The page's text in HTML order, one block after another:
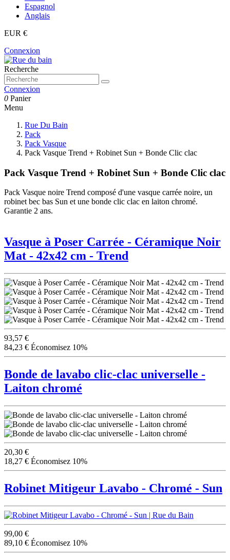
Espagnol
Anglais
EUR €
Connexion
Recherche
Connexion
0 Panier
Menu
Rue Du Bain
Pack
Pack Vasque
Pack Vasque Trend + Robinet Sun + Bonde Clic clac
Pack Vasque Trend + Robinet Sun + Bonde Clic clac
Pack Vasque noire Trend composé d'une vasque carrée noire, un
robinet bec bas Sun et une bonde clic clac en laiton chromé.
Garantie 2 ans.
Vasque à Poser Carrée - Céramique Noir
Mat - 42x42 cm - Trend
93,57 €
84,23 € Économisez 10%
Bonde de lavabo clic-clac universelle -
Laiton chromé
20,30 €
18,27 € Économisez 10%
Robinet Mitigeur Lavabo - Chromé - Sun
99,00 €
89,10 € Économisez 10%